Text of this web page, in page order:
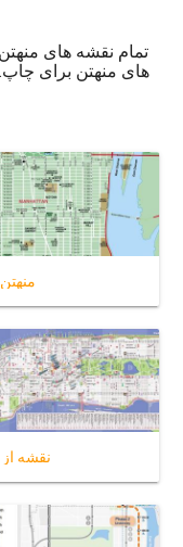
تمام نقشه های
های منهتن برای
نقشه از